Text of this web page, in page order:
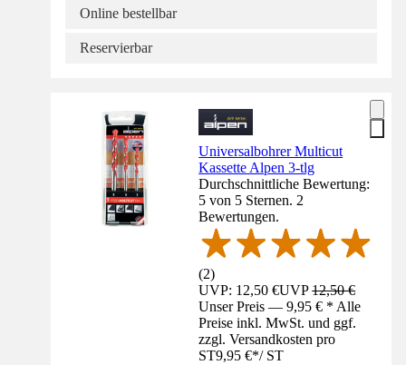
Online bestellbar
Reservierbar
Universalbohrer Multicut
Kassette Alpen 3-tlg
Durchschnittliche Bewertung:
5 von 5 Sternen. 2
Bewertungen.
(2)
UVP: 12,50 €UVP12,50 €
Unser Preis — 9,95 € * Alle
Preise inkl. MwSt. und ggf.
zzgl. Versandkosten pro
ST9,95 €*/ ST